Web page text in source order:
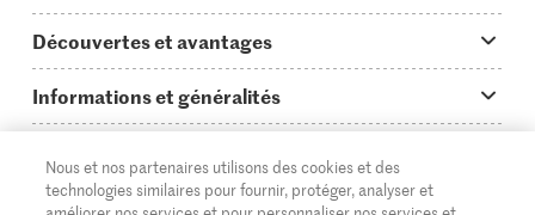
Idées de menus
Plats principaux
Simple & vite prêt
Découvertes et avantages
On en parle...
Tutoriels
Informations et généralités
Questions concernant Migusto
Cuisiner avec Migusto
Supermarché
Nous et nos partenaires utilisons des cookies et des
technologies similaires pour fournir, protéger, analyser et